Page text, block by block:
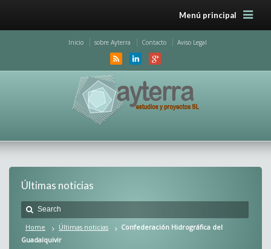
Menú principal
Inicio sobre Ayterra Contacto Aviso Legal
Últimas noticias
Home Últimas noticias
Confederación Hidrográfica del
Guadalquivir